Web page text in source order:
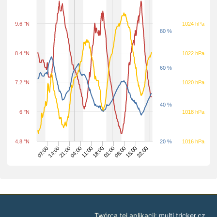
04:00 08:00
07:0014:0021:00 11:0018:0001:00 15:0022:00
4.8 °N
6 °N
7.2 °N
8.4 °N
9.6 °N
20 %
40 %
60 %
80 %
1016 hPa
1018 hPa
1020 hPa
1022 hPa
1024 hPa
Twórca tej aplikacji: multi.tricker.cz